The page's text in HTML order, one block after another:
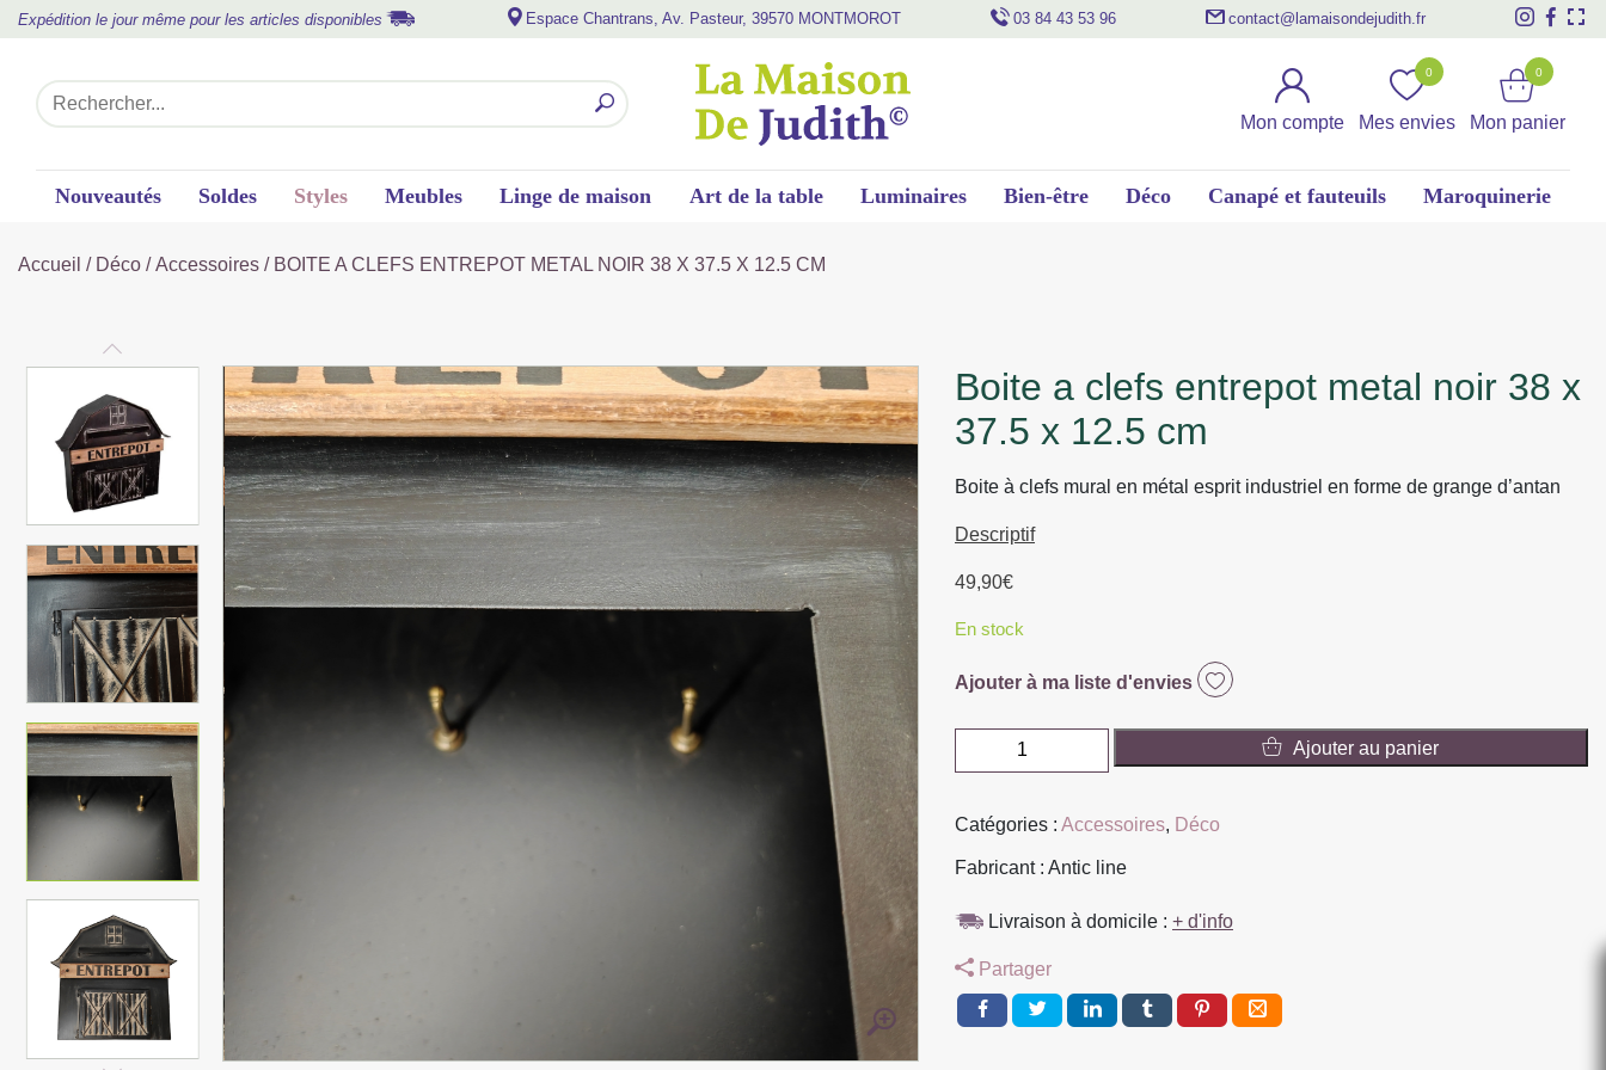
Expédition le jour même pour les articles disponibles Espace Chantrans, Av. Pasteur, 39570 MONTMOROT 03 84 43 53 96 contact@lamaisondejudith.fr
Mon compte Mes envies
0
Mon panier
0
Nouveautés Soldes Styles Meubles Linge de maison Art de la table Luminaires Bien-être Déco Canapé et fauteuils Maroquinerie
Accueil / Déco /Accessoires / BOITE A CLEFS ENTREPOT METAL NOIR 38 X 37.5 X 12.5 CM
boite a clefs entrepot metal noir 38 x
37.5 x 12.5 cm
Boite à clefs mural en métal esprit industriel en forme de grange d’antan
Descriptif
49,90€
En stock
Ajouter à ma liste d'envies
quantité
de
A
CLEFS
METAL
38
X
37.5
Ajouter au panier
Catégories : Accessoires, Déco
Fabricant : Antic line
Livraison à domicile : + d'info
Partager